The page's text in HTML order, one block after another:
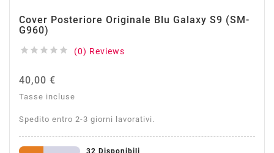
Cover Posteriore Originale Blu Galaxy S9 (SM-
G960)
     (0) Reviews
40,00 €
Tasse incluse
Spedito entro 2-3 giorni lavorativi.
32 Disponibili